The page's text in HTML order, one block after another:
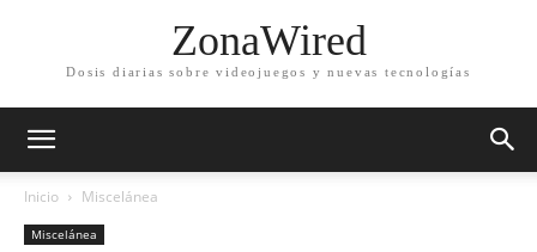
ZonaWired
Dosis diarias sobre videojuegos y nuevas tecnologías
Inicio Miscelánea
Miscelánea